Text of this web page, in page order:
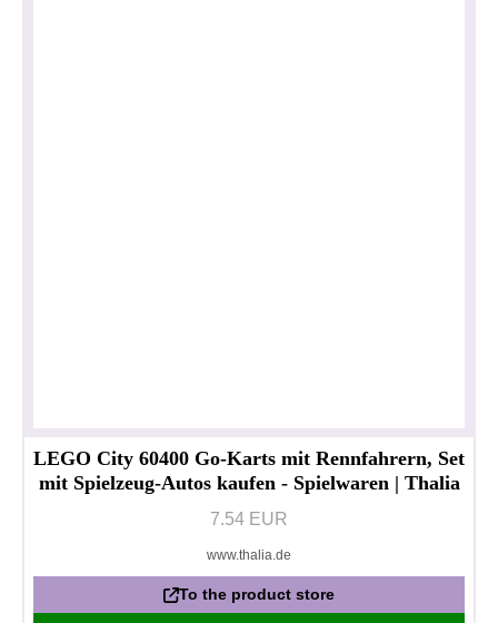
LEGO City 60400 Go-Karts mit Rennfahrern, Set
mit Spielzeug-Autos kaufen - Spielwaren | Thalia
7.54 EUR
www.thalia.de
To the product store
Privacy policyImpressum